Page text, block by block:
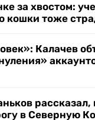
за хвостом:
кошки тоже
Калачев
рассказал,
в Северную